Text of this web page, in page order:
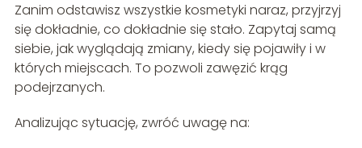
Zanim odstawisz wszystkie kosmetyki naraz, przyjrzyj
się dokładnie, co dokładnie się stało. Zapytaj samą
siebie, jak wyglądają zmiany, kiedy się pojawiły i w
których miejscach. To pozwoli zawęzić krąg
podejrzanych.
Analizując sytuację, zwróć uwagę na: